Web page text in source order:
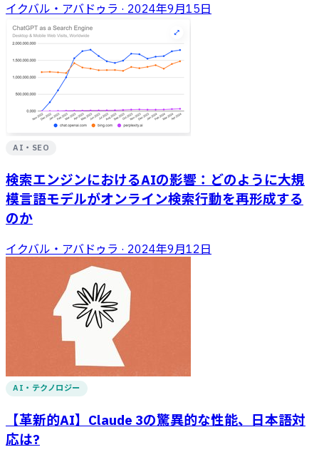
イクバル・アバドゥラ · 2024年9月15日
AI・SEO
検索エンジンにおけるAIの影響：どのように大規
模言語モデルがオンライン検索行動を再形成する
のか
イクバル・アバドゥラ · 2024年9月12日
AI・テクノロジー
【革新的AI】Claude 3の驚異的な性能、日本語対
応は?